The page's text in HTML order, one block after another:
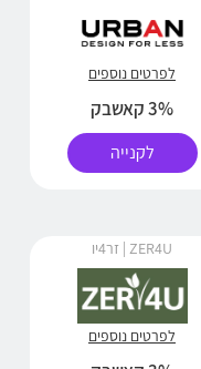
לפרטים נוספים
3% קאשבק
לקנייה
ZER4U | זר4יו
לפרטים נוספים